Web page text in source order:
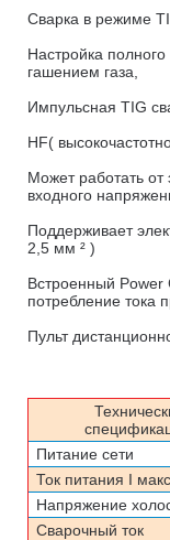
Сварка в режиме
Настройка
гашением газа,
Импульсная TIG
HF(
Может работать от
входного
Поддерживает
2,5 мм ² )
Встроенный Power
потребление тока
Пульт
Питание сети
Ток питания I макс
Напряжение
Сварочный ток